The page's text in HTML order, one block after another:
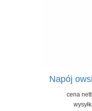
Napój
cena